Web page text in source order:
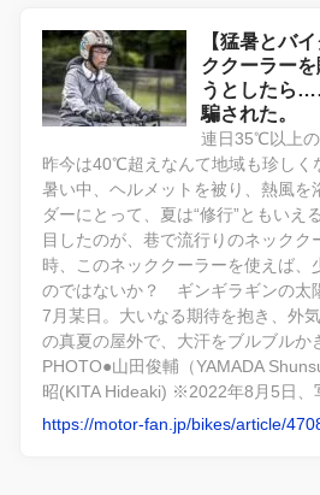
【猛暑とバ
ククーラー
うとしたら
騙された。
連日35℃以上の
昨今は40℃超えなんて地域も珍しく
暑い中、ヘルメットを被り、熱風を
ダーにとって、夏は“修行”ともいえ
目したのが、巷で流行りのネックク
時、このネッククーラーを使えば、
のではないか？ ギンギラギンの太
7月某日。大いなる期待を抱き、外
の真夏の屋外で、大汗をブルブルか
PHOTO●山田俊輔（YAMADA
昭(KITA Hideaki) ※2022年8月5日、
https://motor-fan.jp/bikes/article/